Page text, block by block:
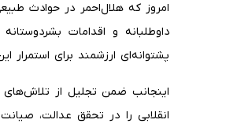
امروز که هلال‌احمر در حوادث
داوطلبانه و اقدامات
پشتوانه‌ای ارزشمند برای
اینجانب ضمن تجلیل از تلاش‌های
انقلابی را در تحقق عدالت،